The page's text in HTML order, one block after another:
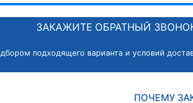
ЗАКАЖИТЕ ОБРАТНЫЙ
подходящего варианта и условий
ПОЧЕМУ